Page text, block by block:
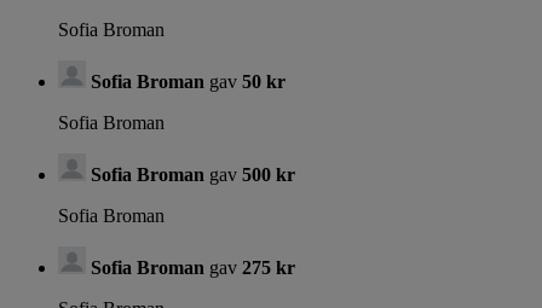
Sofia Broman
Sofia Broman gav 50 kr
Sofia Broman
Sofia Broman gav 500 kr
Sofia Broman
Sofia Broman gav 275 kr